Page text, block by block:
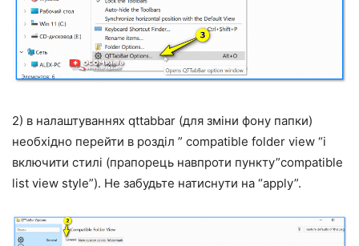
2) в налаштуваннях qttabbar (для зміни фону папки)
необхідно перейти в розділ ” compatible folder view “і
включити стилі (прапорець навпроти пункту”compatible
list view style”). Не забудьте натиснути на “apply”.